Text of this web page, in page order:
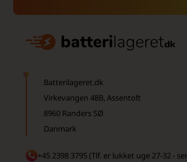
Batterilageret.dk
Virkevangen 48B, Assentoft
8960 Randers SØ
Danmark
+45 2398 3795 (Tlf. er lukket uge 27-32 -